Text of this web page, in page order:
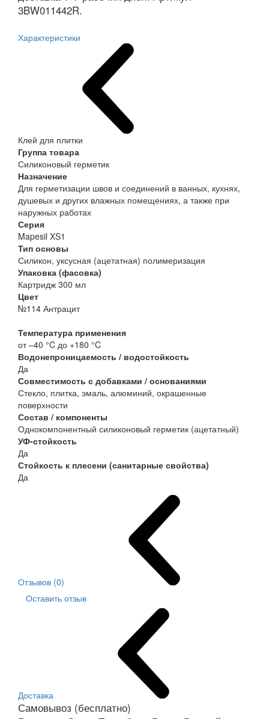
3BW011442R.
Характеристики
Клей для плитки
Группа товара
Силиконовый герметик
Назначение
Для герметизации швов и соединений в ванных, кухнях,
душевых и других влажных помещениях, а также при
наружных работах
Серия
Mapesil XS1
Тип основы
Силикон, уксусная (ацетатная) полимеризация
Упаковка (фасовка)
Картридж 300 мл
Цвет
№114 Антрацит
Температура применения
от –40 °C до +180 °C
Водонепроницаемость / водостойкость
Да
Совместимость с добавками / основаниями
Стекло, плитка, эмаль, алюминий, окрашенные
поверхности
Состав / компоненты
Однокомпонентный силиконовый герметик (ацетатный)
УФ-стойкость
Да
Стойкость к плесени (санитарные свойства)
Да
Отзывов (0)
Оставить отзыв
Доставка
Самовывоз (бесплатно)